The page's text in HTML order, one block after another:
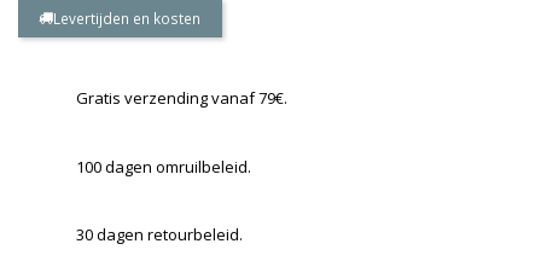
Levertijden en kosten
Gratis verzending vanaf 79€.
100 dagen omruilbeleid.
30 dagen retourbeleid.